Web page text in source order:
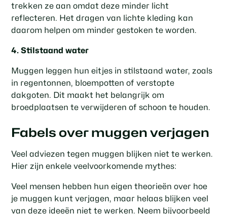
trekken ze aan omdat deze minder licht
reflecteren. Het dragen van lichte kleding kan
daarom helpen om minder gestoken te worden.
4. Stilstaand water
Muggen leggen hun eitjes in stilstaand water, zoals
in regentonnen, bloempotten of verstopte
dakgoten. Dit maakt het belangrijk om
broedplaatsen te verwijderen of schoon te houden.
Fabels over muggen verjagen
Veel adviezen tegen muggen blijken niet te werken.
Hier zijn enkele veelvoorkomende mythes:
Veel mensen hebben hun eigen theorieën over hoe
je muggen kunt verjagen, maar helaas blijken veel
van deze ideeën niet te werken. Neem bijvoorbeeld